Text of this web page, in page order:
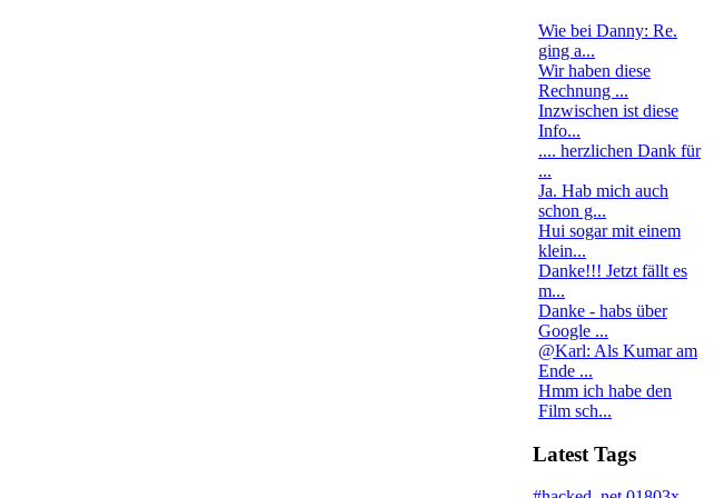
Wie bei Danny: Re.
ging a...
Wir haben diese
Rechnung ...
Inzwischen ist diese
Info...
.... herzlichen Dank für
...
Ja. Hab mich auch
schon g...
Hui sogar mit einem
klein...
Danke!!! Jetzt fällt es
m...
Danke - habs über
Google ...
@Karl: Als Kumar am
Ende ...
Hmm ich habe den
Film sch...
Latest Tags